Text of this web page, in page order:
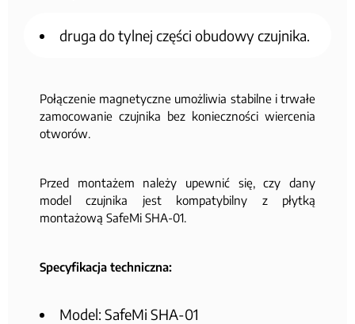
druga do tylnej części obudowy czujnika.
Połączenie magnetyczne umożliwia stabilne i trwałe
zamocowanie czujnika bez konieczności wiercenia
otworów.
Przed montażem należy upewnić się, czy dany
model czujnika jest kompatybilny z płytką
montażową SafeMi SHA-01.
Specyfikacja techniczna:
Model: SafeMi SHA-01